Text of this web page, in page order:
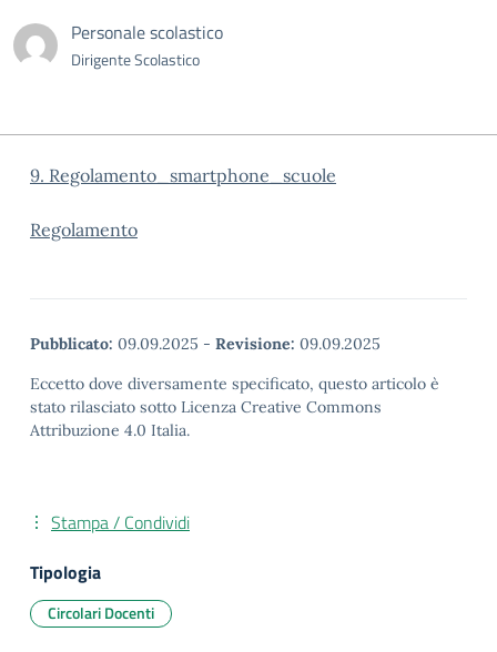
Personale scolastico
Dirigente Scolastico
9. Regolamento_smartphone_scuole
Regolamento
Pubblicato: 09.09.2025 - Revisione: 09.09.2025
Eccetto dove diversamente specificato, questo articolo è
stato rilasciato sotto Licenza Creative Commons
Attribuzione 4.0 Italia.
Stampa / Condividi
Tipologia
Circolari Docenti